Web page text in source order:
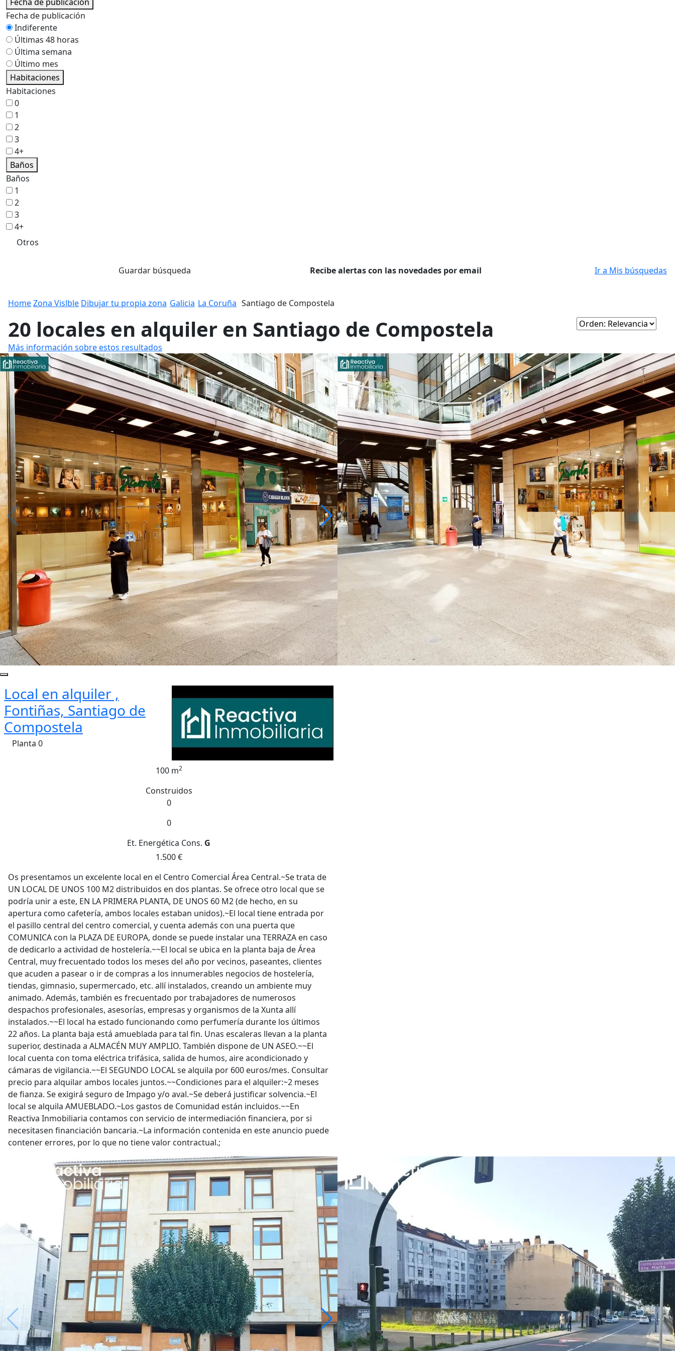
Fecha de publicación
Indiferente
Últimas 48 horas
Última semana
Último mes
Habitaciones
Habitaciones
0
1
2
3
4+
Baños
Baños
1
2
3
4+
Otros
Guardar búsqueda Recibe alertas con las novedades por email Ir a Mis búsquedas
HomeZona Vislble Dibujar tu propia zona Galicia La Coruña Santiago de Compostela
20 locales en alquiler en Santiago de Compostela
Más información sobre estos resultados
Local en alquiler ,
Fontiñas, Santiago de
Compostela
Planta 0
100 m2
Construidos
0
0
Et. Energética Cons. G
1.500 €
Os presentamos un excelente local en el Centro Comercial Área Central.~Se trata de
UN LOCAL DE UNOS 100 M2 distribuidos en dos plantas. Se ofrece otro local que se
podría unir a este, EN LA PRIMERA PLANTA, DE UNOS 60 M2 (de hecho, en su
apertura como cafetería, ambos locales estaban unidos).~El local tiene entrada por
el pasillo central del centro comercial, y cuenta además con una puerta que
COMUNICA con la PLAZA DE EUROPA, donde se puede instalar una TERRAZA en caso
de dedicarlo a actividad de hostelería.~~El local se ubica en la planta baja de Área
Central, muy frecuentado todos los meses del año por vecinos, paseantes, clientes
que acuden a pasear o ir de compras a los innumerables negocios de hostelería,
tiendas, gimnasio, supermercado, etc. allí instalados, creando un ambiente muy
animado. Además, también es frecuentado por trabajadores de numerosos
despachos profesionales, asesorías, empresas y organismos de la Xunta allí
instalados.~~El local ha estado funcionando como perfumería durante los últimos
22 años. La planta baja está amueblada para tal fin. Unas escaleras llevan a la planta
superior, destinada a ALMACÉN MUY AMPLIO. También dispone de UN ASEO.~~El
local cuenta con toma eléctrica trifásica, salida de humos, aire acondicionado y
cámaras de vigilancia.~~El SEGUNDO LOCAL se alquila por 600 euros/mes. Consultar
precio para alquilar ambos locales juntos.~~Condiciones para el alquiler:~2 meses
de fianza. Se exigirá seguro de Impago y/o aval.~Se deberá justificar solvencia.~El
local se alquila AMUEBLADO.~Los gastos de Comunidad están incluidos.~~En
Reactiva Inmobiliaria contamos con servicio de intermediación financiera, por si
necesitasen financiación bancaria.~La información contenida en este anuncio puede
contener errores, por lo que no tiene valor contractual.;